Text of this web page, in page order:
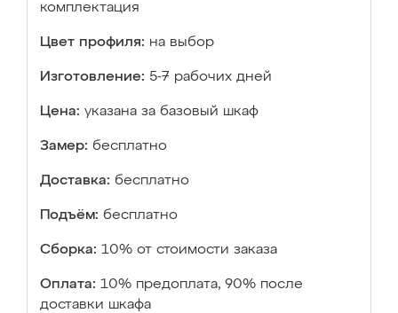
комплектация
Цвет профиля: на выбор
Изготовление: 5-7 рабочих дней
Цена: указана за базовый шкаф
Замер: бесплатно
Доставка: бесплатно
Подъём: бесплатно
Сборка: 10% от стоимости заказа
Оплата: 10% предоплата, 90% после
доставки шкафа